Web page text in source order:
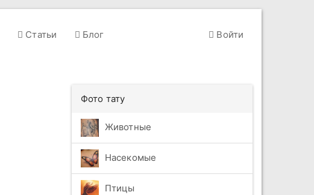
Статьи Блог Войти
Фото тату
Животные
Насекомые
Птицы